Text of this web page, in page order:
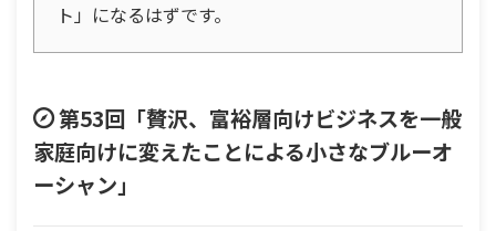
ト」になるはずです。
第53回「贅沢、富裕層向けビジネスを一般
家庭向けに変えたことによる小さなブルーオ
ーシャン」